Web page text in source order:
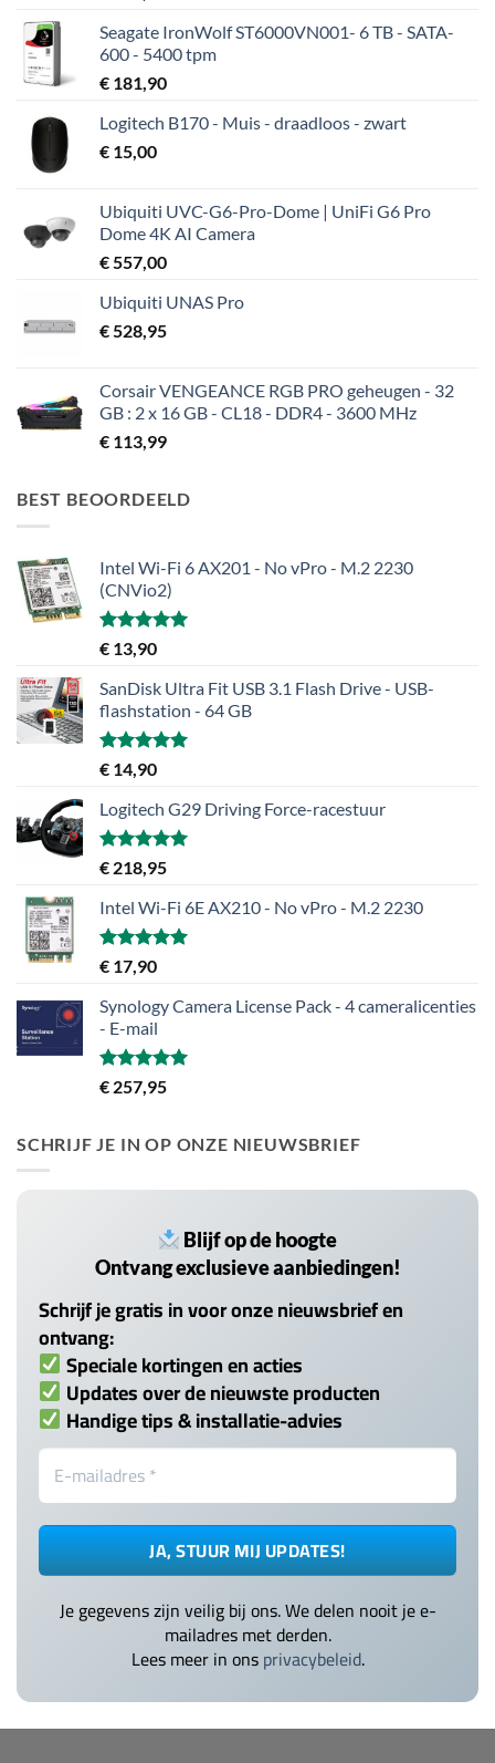
Seagate IronWolf ST6000VN001- 6 TB - SATA-
600 - 5400 tpm
€ 181,90
Logitech B170 - Muis - draadloos - zwart
€ 15,00
Ubiquiti UVC-G6-Pro-Dome | UniFi G6 Pro
Dome 4K AI Camera
€557,00
Ubiquiti UNAS Pro
€528,95
Corsair VENGEANCE RGB PRO geheugen - 32
GB : 2 x 16 GB - CL18 - DDR4 - 3600 MHz
€ 113,99
BEST BEOORDEELD
Intel Wi-Fi 6 AX201 - No vPro - M.2 2230
(CNVio2)
Gewaardeerd
uit 5
€ 13,90
SanDisk Ultra Fit USB 3.1 Flash Drive - USB-
flashstation - 64 GB
Gewaardeerd
uit 5
€ 14,90
Logitech G29 Driving Force-racestuur
Gewaardeerd
uit 5
€ 218,95
Intel Wi-Fi 6E AX210 - No vPro - M.2 2230
Gewaardeerd
uit 5
€ 17,90
Synology Camera License Pack - 4 cameralicenties
- E-mail
Gewaardeerd
uit 5
€ 257,95
SCHRIJF JE IN OP ONZE NIEUWSBRIEF
Blijf op de hoogte
Ontvang exclusieve aanbiedingen!
Schrijf je gratis in voor onze nieuwsbrief en
ontvang:
Speciale kortingen en acties
Updates over de nieuwste producten
Handige tips & installatie-advies
Je gegevens zijn veilig bij ons. We delen nooit je e-
mailadres met derden.
Lees meer in onsprivacybeleid.